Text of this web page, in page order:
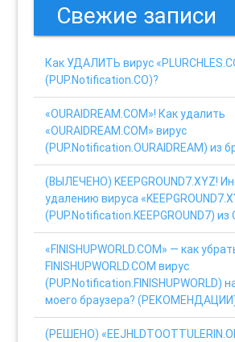
Свежие записи
Как УДАЛИТЬ вирус
(PUP.Notification.CO)?
«OURAIDREAM.COM»! Как удалить
«OURAIDREAM.COM» вирус
(PUP.Notification.OURAIDREAM) из
(ВЫЛЕЧЕНО) KEEPGROUND7.XYZ!
удалению вируса
(PUP.Notification.KEEPGROUND7) из
«FINISHUPWORLD.COM» — как
FINISHUPWORLD.COM вирус
(PUP.Notification.FINISHUPWORLD)
моего браузера?
(РЕШЕНО)